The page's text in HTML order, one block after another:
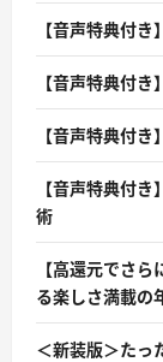
【音声特典付
【音声特典付
【音声特典付
【音声特典付
術
【高還元でさ
る楽しさ満載の
＜新装版＞たっ